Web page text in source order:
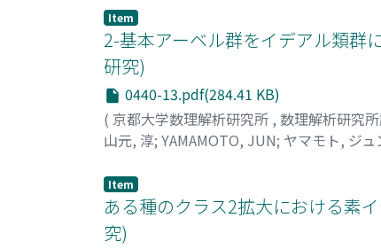
Item
2-基本アーベル群をイデアル類群
研究)
0440-13.pdf(284.41 KB)
( 京都大学数理解析研究所 , 数理解析研究
山元, 淳; YAMAMOTO, JUN; ヤマモト, ジュ
Item
ある種のクラス2拡大における素
究)